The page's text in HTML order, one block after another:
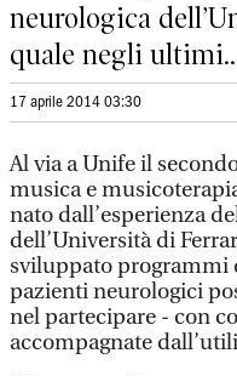
neurologica
quale negli
17 aprile 2014 03:30
Al via a Unife il
musica e
nato dall’esperienza
dell’Università di
sviluppato programmi
pazienti neurologici
nel partecipare - con
accompagnate